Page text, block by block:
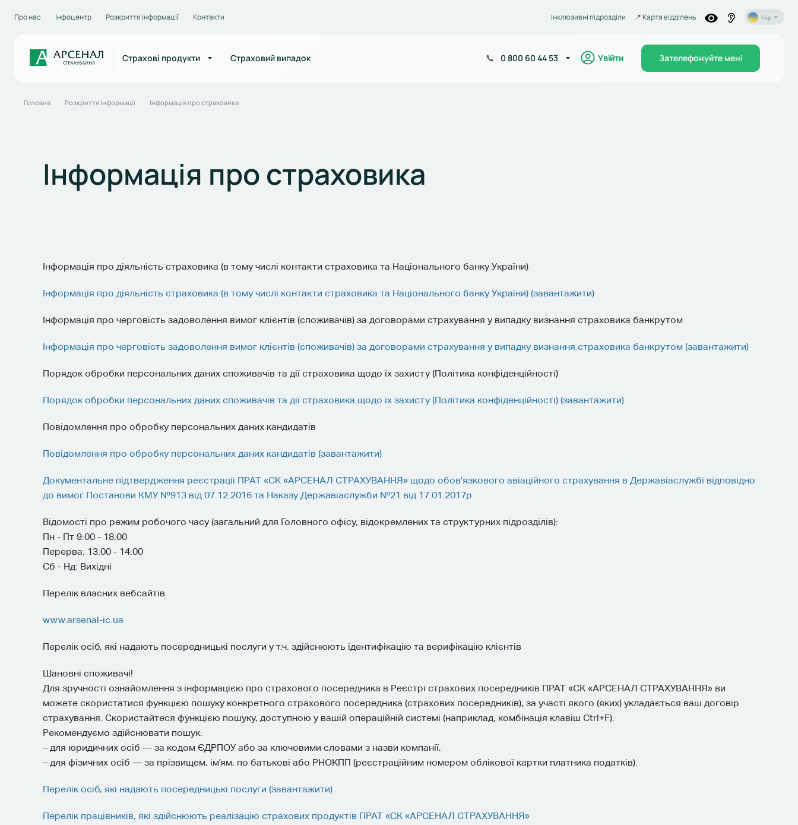
Про нас Інфоцентр Розкриття інформації Контакти Інклюзивні підрозділи 📍️ Карта відділень Укр
Страхові продукти Страховий випадок 0 800 60 44 53 Увійти Зателефонуйте мені
Головна Розкриття інформації Інформація про страховика
Інформація про страховика
Інформація про діяльність страховика (в тому числі контакти страховика та Національного банку України)
Інформація про діяльність страховика (в тому числі контакти страховика та Національного банку України) (завантажити)
Інформація про черговість задоволення вимог клієнтів (споживачів) за договорами страхування у випадку визнання страховика банкрутом
Інформація про черговість задоволення вимог клієнтів (споживачів) за договорами страхування у випадку визнання страховика банкрутом (завантажити)
Порядок обробки персональних даних споживачів та дії страховика щодо їх захисту (Політика конфіденційності)
Порядок обробки персональних даних споживачів та дії страховика щодо їх захисту (Політика конфіденційності) (завантажити)
Повідомлення про обробку персональних даних кандидатів
Повідомлення про обробку персональних даних кандидатів (завантажити)
Документальне підтвердження реєстрації ПРАТ «СК «АРСЕНАЛ СТРАХУВАННЯ» щодо обов'язкового авіаційного страхування в Державіаслужбі відповідно
до вимог Постанови КМУ №913 від 07.12.2016 та Наказу Державіаслужби №21 від 17.01.2017р
Відомості про режим робочого часу (загальний для Головного офісу, відокремлених та структурних підрозділів):
Пн - Пт 9:00 - 18:00
Перерва: 13:00 - 14:00
Сб - Нд: Вихідні
Перелік власних вебсайтів
www.arsenal-ic.ua
Перелік осіб, які надають посередницькі послуги у т.ч. здійснюють ідентифікацію та верифікацію клієнтів
Шановні споживачі!
Для зручності ознайомлення з інформацією про страхового посередника в Реєстрі страхових посередників ПРАТ «СК «АРСЕНАЛ СТРАХУВАННЯ» ви
можете скористатися функцією пошуку конкретного страхового посередника (страхових посередників), за участі якого (яких) укладається ваш договір
страхування. Скористайтеся функцією пошуку, доступною у вашій операційній системі (наприклад, комбінація клавіш Ctrl+F).
Рекомендуємо здійснювати пошук:
– для юридичних осіб — за кодом ЄДРПОУ або за ключовими словами з назви компанії,
– для фізичних осіб — за прізвищем, ім’ям, по батькові або РНОКПП (реєстраційним номером облікової картки платника податків).
Перелік осіб, які надають посередницькі послуги (завантажити)
Перелік працівників, які здійснюють реалізацію страхових продуктів ПРАТ «СК «АРСЕНАЛ СТРАХУВАННЯ»